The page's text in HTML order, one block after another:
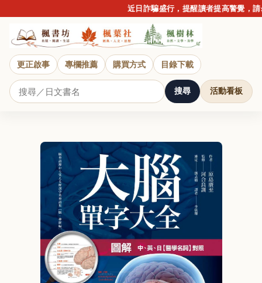
近日詐騙盛行，提醒讀者提高警覺，請
更正啟事 專欄推薦 購買方式 目錄下載
搜尋 活動看板